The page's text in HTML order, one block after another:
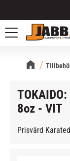
Meny
TOKAIDO:
8oz - VIT
Prisvärd